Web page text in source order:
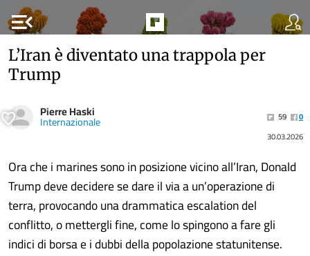
menu_open
L’Iran è diventato una trappola per
Trump
Pierre Haski
Internazionale 59
0
30.03.2026
Ora che i marines sono in posizione vicino all’Iran, Donald
Trump deve decidere se dare il via a un’operazione di
terra, provocando una drammatica escalation del
conflitto, o mettergli fine, come lo spingono a fare gli
indici di borsa e i dubbi della popolazione statunitense.